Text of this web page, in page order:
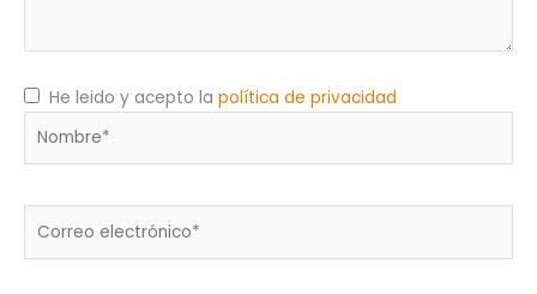
He leido y acepto la política de privacidad
electrónico*